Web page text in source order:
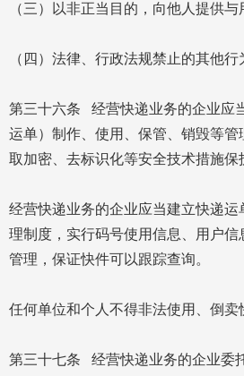
（三）以非正当目的，向他人提供与
（四）法律、行政法规禁止的其他行
第三十六条 经营快递业务的企业应
运单）制作、使用、保管、销毁等
取加密、去标识化等安全技术措施保
经营快递业务的企业应当建立快递运
理制度，实行码号使用信息、用户信
管理，保证快件可以跟踪查询。
任何单位和个人不得非法使用、倒卖
第三十七条 经营快递业务的企业委